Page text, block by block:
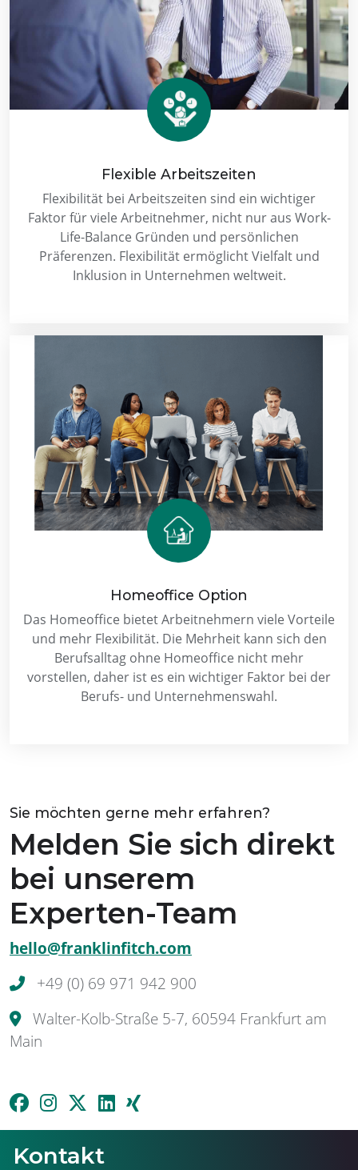
Flexible Arbeitszeiten
Flexibilität bei Arbeitszeiten sind ein wichtiger
Faktor für viele Arbeitnehmer, nicht nur aus Work-
Life-Balance Gründen und persönlichen
Präferenzen. Flexibilität ermöglicht Vielfalt und
Inklusion in Unternehmen weltweit.
Homeoffice Option
Das Homeoffice bietet Arbeitnehmern viele Vorteile
und mehr Flexibilität. Die Mehrheit kann sich den
Berufsalltag ohne Homeoffice nicht mehr
vorstellen, daher ist es ein wichtiger Faktor bei der
Berufs- und Unternehmenswahl.
Sie möchten gerne mehr erfahren?
Melden Sie sich direkt
bei unserem
Experten-Team
hello@franklinfitch.com
+49 (0) 69 971 942 900
Walter-Kolb-Straße 5-7, 60594 Frankfurt am
Main
Kontakt